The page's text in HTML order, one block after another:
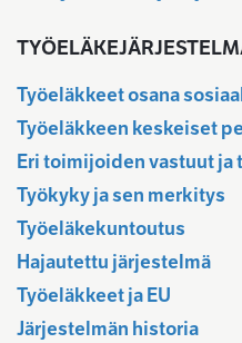
Työeläkkeet osana
Työeläkkeen keskeiset
Eri toimijoiden vastuut ja
Työkyky ja sen merkitys
Työeläkekuntoutus
Hajautettu järjestelmä
Työeläkkeet ja EU
Järjestelmän historia